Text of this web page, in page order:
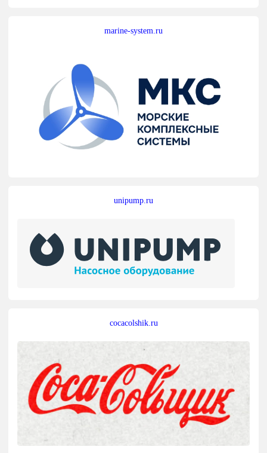
marine-system.ru
unipump.ru
cocacolshik.ru